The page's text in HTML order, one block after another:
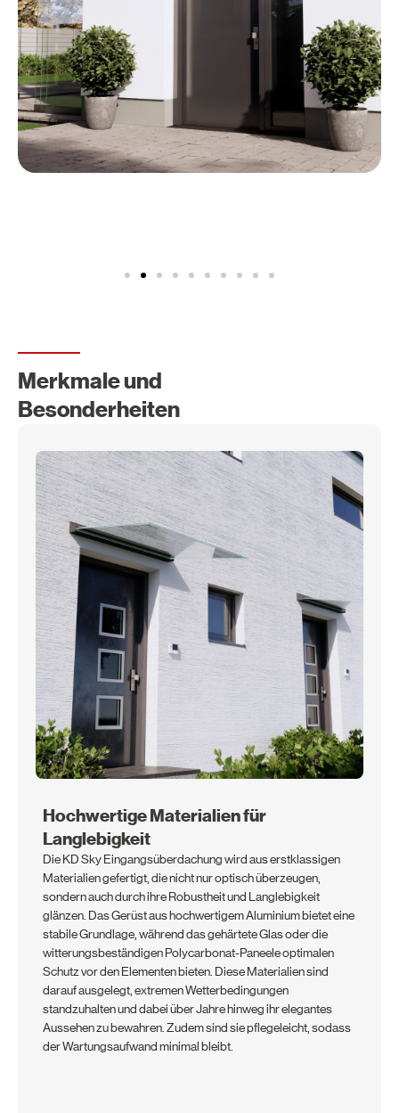
Merkmale und
Besonderheiten
Hochwertige Materialien für
Langlebigkeit
Die KD Sky Eingangsüberdachung wird aus erstklassigen
Materialien gefertigt, die nicht nur optisch überzeugen,
sondern auch durch ihre Robustheit und Langlebigkeit
glänzen. Das Gerüst aus hochwertigem Aluminium bietet eine
stabile Grundlage, während das gehärtete Glas oder die
witterungsbeständigen Polycarbonat-Paneele optimalen
Schutz vor den Elementen bieten. Diese Materialien sind
darauf ausgelegt, extremen Wetterbedingungen
standzuhalten und dabei über Jahre hinweg ihr elegantes
Aussehen zu bewahren. Zudem sind sie pflegeleicht, sodass
der Wartungsaufwand minimal bleibt.